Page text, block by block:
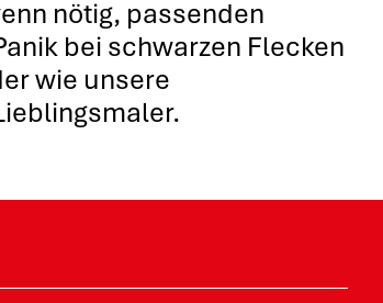
nötig, passenden
bei schwarzen Flecken
wie unsere